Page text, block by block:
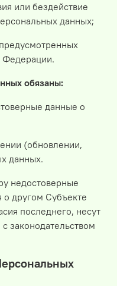
или бездействие
данных;
Федерации.
обязаны:
данные о
(обновлении,
данных.
недостоверные
о другом Субъекте
последнего, несут
с законодательством